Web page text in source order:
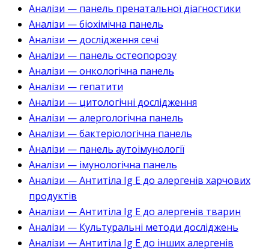
Аналізи — панель пренатальної діагностики
Аналізи — біохімічна панель
Аналізи — дослідження сечі
Аналізи — панель остеопорозу
Аналізи — онкологічна панель
Аналізи — гепатити
Аналізи — цитологічні дослідження
Аналізи — алергологічна панель
Аналізи — бактеріологічна панель
Аналізи — панель аутоімунології
Аналізи — імунологічна панель
Аналізи — Антитіла Ig E до алергенів харчових
продуктів
Аналізи — Антитіла Ig E до алергенів тварин
Аналізи — Культуральні методи досліджень
Аналізи — Антитіла Ig E до інших алергенів